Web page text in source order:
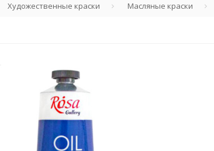
Художественные краски Масляные краски